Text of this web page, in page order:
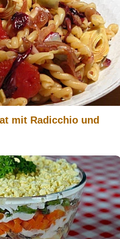
mit Radicchio und